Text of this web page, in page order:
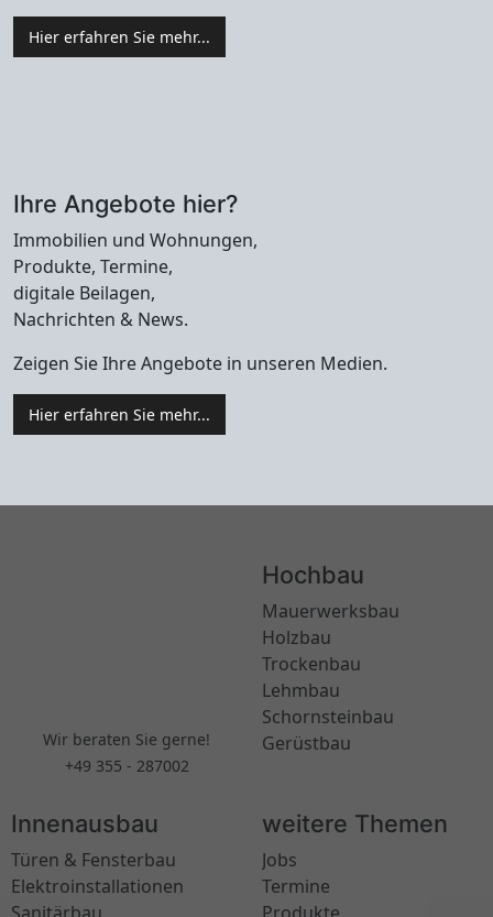
Hier erfahren Sie mehr...
Ihre Angebote hier?
Immobilien und Wohnungen,
Produkte, Termine,
digitale Beilagen,
Nachrichten & News.
Zeigen Sie Ihre Angebote in unseren Medien.
Hier erfahren Sie mehr...
Wir beraten Sie gerne!
+49 355 - 287002
Hochbau
Mauerwerksbau
Holzbau
Trockenbau
Lehmbau
Schornsteinbau
Gerüstbau
Innenausbau
Türen & Fensterbau
Elektroinstallationen
weitere Themen
Jobs
Termine